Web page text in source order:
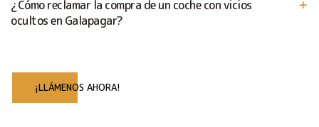
¿Cómo reclamar la compra de un coche con vicios
ocultos en Galapagar?
¡LLÁMENOS AHORA!